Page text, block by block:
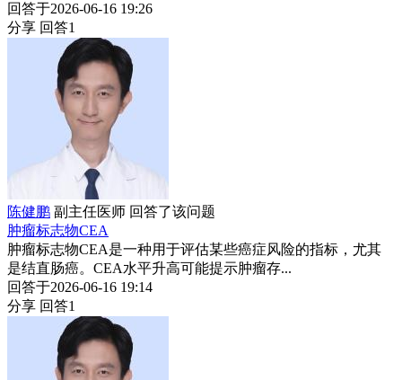
回答于2026-06-16 19:26
分享 回答1
陈健鹏 副主任医师 回答了该问题
肿瘤标志物CEA
肿瘤标志物CEA是一种用于评估某些癌症风险的指标，尤其
是结直肠癌。CEA水平升高可能提示肿瘤存...
回答于2026-06-16 19:14
分享 回答1